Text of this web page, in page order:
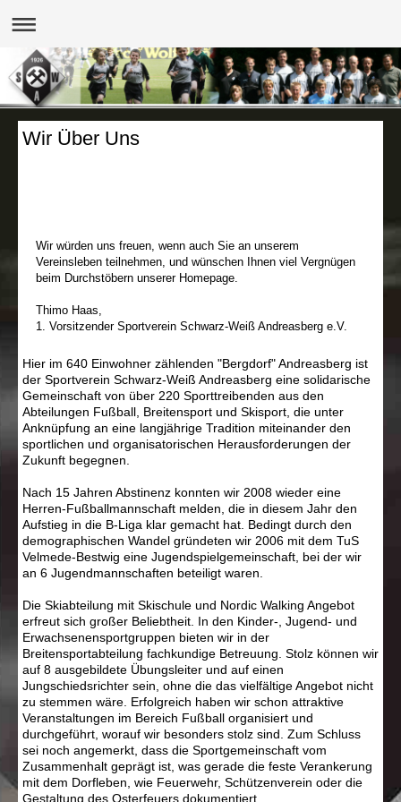
Wir Über Uns
Wir würden uns freuen, wenn auch Sie an unserem
Vereinsleben teilnehmen, und wünschen Ihnen viel Vergnügen
beim Durchstöbern unserer Homepage.
Thimo Haas,
1. Vorsitzender Sportverein Schwarz-Weiß Andreasberg e.V.
Hier im 640 Einwohner zählenden "Bergdorf" Andreasberg ist
der Sportverein Schwarz-Weiß Andreasberg eine solidarische
Gemeinschaft von über 220 Sporttreibenden aus den
Abteilungen Fußball, Breitensport und Skisport, die unter
Anknüpfung an eine langjährige Tradition miteinander den
sportlichen und organisatorischen Herausforderungen der
Zukunft begegnen.
Nach 15 Jahren Abstinenz konnten wir 2008 wieder eine
Herren-Fußballmannschaft melden, die in diesem Jahr den
Aufstieg in die B-Liga klar gemacht hat. Bedingt durch den
demographischen Wandel gründeten wir 2006 mit dem TuS
Velmede-Bestwig eine Jugendspielgemeinschaft, bei der wir
an 6 Jugendmannschaften beteiligt waren.
Die Skiabteilung mit Skischule und Nordic Walking Angebot
erfreut sich großer Beliebtheit. In den Kinder-, Jugend- und
Erwachsenensportgruppen bieten wir in der
Breitensportabteilung fachkundige Betreuung. Stolz können wir
auf 8 ausgebildete Übungsleiter und auf einen
Jungschiedsrichter sein, ohne die das vielfältige Angebot nicht
zu stemmen wäre. Erfolgreich haben wir schon attraktive
Veranstaltungen im Bereich Fußball organisiert und
durchgeführt, worauf wir besonders stolz sind. Zum Schluss
sei noch angemerkt, dass die Sportgemeinschaft vom
Zusammenhalt geprägt ist, was gerade die feste Verankerung
mit dem Dorfleben, wie Feuerwehr, Schützenverein oder die
Gestaltung des Osterfeuers dokumentiert.